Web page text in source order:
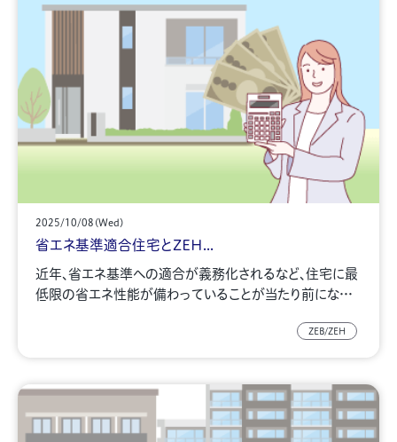
2025/10/08(Wed)
省エネ基準適合住宅とZEH...
近年、省エネ基準への適合が義務化されるなど、住宅に最
低限の省エネ性能が備わっていることが当たり前にな…
ZEB/ZEH